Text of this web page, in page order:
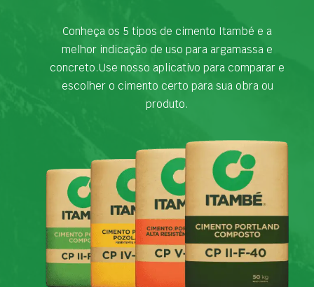
Conheça os 5 tipos de cimento Itambé e a
melhor indicação de uso para argamassa e
concreto.Use nosso aplicativo para comparar e
escolher o cimento certo para sua obra ou
produto.